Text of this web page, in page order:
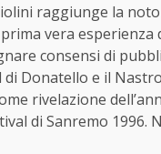
raggiunge la
vera
consensi di
di Donatello e il
rivelazione
di Sanremo 1996.